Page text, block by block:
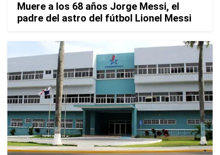
Muere a los 68 años Jorge Messi, el
padre del astro del fútbol Lionel Messi